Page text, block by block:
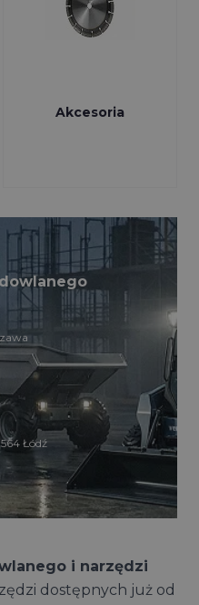
Akcesoria
Łódź
i narzędzi
dostępnych już od